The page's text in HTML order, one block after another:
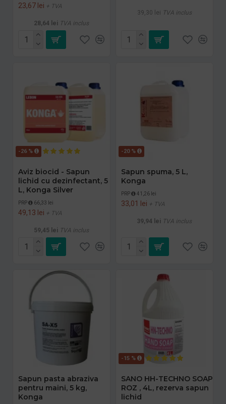
23,67 lei + TVA
28,64 lei TVA inclus
39,30 lei TVA inclus
-26 %
Aviz biocid - Sapun
lichid cu dezinfectant, 5
L, Konga Silver
PRP 66,33 lei
49,13 lei + TVA
59,45 lei TVA inclus
-20 %
Sapun spuma, 5 L,
Konga
PRP 41,26 lei
33,01 lei + TVA
39,94 lei TVA inclus
Sapun pasta abraziva
pentru maini, 5 kg,
Konga
-15 %
SANO HH-TECHNO SOAP
ROZ , 4L, rezerva sapun
lichid